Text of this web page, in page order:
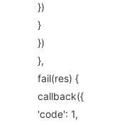
})
}
})
},
fail(res) {
callback({
'code': 1,